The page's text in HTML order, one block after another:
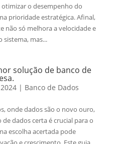
otimizar o desempenho do
prioridade estratégica. Afinal,
não só melhora a velocidade e
sistema, mas...
solução de banco de
| Banco de Dados
onde dados são o novo ouro,
dados certa é crucial para o
escolha acertada pode